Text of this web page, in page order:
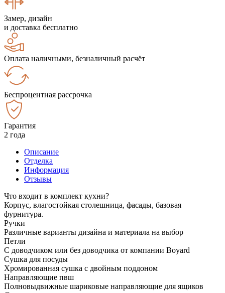
Замер, дизайн
и доставка бесплатно
Оплата наличными, безналичный расчёт
Беспроцентная рассрочка
Гарантия
2 года
Описание
Отделка
Информация
Отзывы
Что входит в комплект кухни?
Корпус, влагостойкая столешница, фасады, базовая
фурнитура.
Ручки
Различные варианты дизайна и материала на выбор
Петли
С доводчиком или без доводчика от компании Boyard
Сушка для посуды
Хромированная сушка с двойным поддоном
Направляющие пвш
Полновыдвижные шариковые направляющие для ящиков